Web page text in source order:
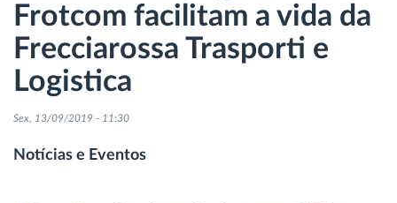
Gestão de tarefas
Descarga remota de tacógrafo
Controlo de acesso
Gestão de Combustível
Frotcom facilitam a vida da
Frecciarossa Trasporti e
Logistica
Sex, 13/09/2019 - 11:30
Notícias e Eventos